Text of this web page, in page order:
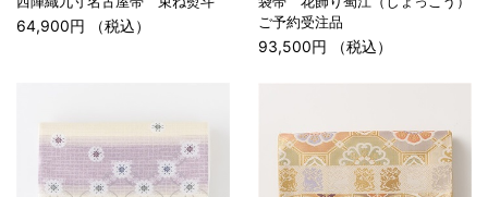
64,900円 （税込）
ご予約受注品
93,500円 （税込）